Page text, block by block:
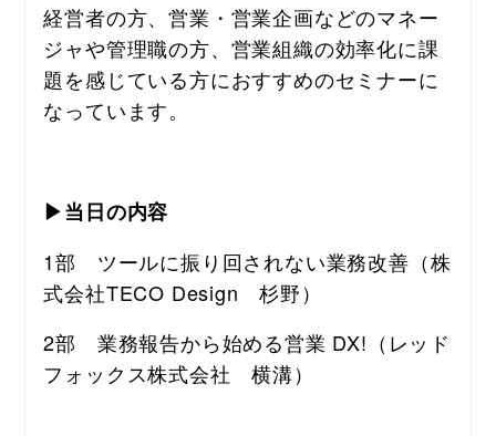
経営者の方、営業・営業企画などのマネー
ジャや管理職の方、営業組織の効率化に課
題を感じている方におすすめのセミナーに
なっています。
▶当日の内容
1部　ツールに振り回されない業務改善（株
式会社TECO Design　杉野）
2部　業務報告から始める営業 DX!（レッド
フォックス株式会社　横溝）